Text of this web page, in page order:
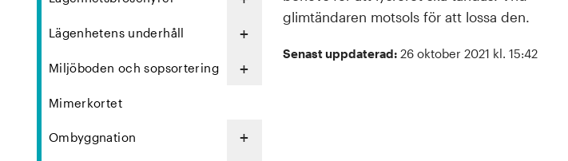
Lägenhetens underhåll +
Miljöboden och sopsortering +
Mimerkortet
Ombyggnation +
glimtändaren motsols för att lossa den.
Senast uppdaterad: 26 oktober 2021 kl. 15:42